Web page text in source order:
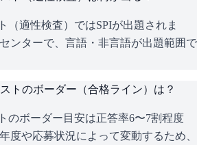
（適性検査）ではSPIが出題されま
ンターで、言語・非言語が出題範囲で
トのボーダー（合格ライン）は？
のボーダー目安は正答率6〜7割程度
度や応募状況によって変動するため、